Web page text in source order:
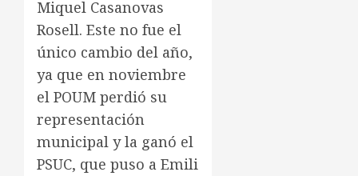
Miquel Casanovas
Rosell. Este no fue el
único cambio del año,
ya que en noviembre
el POUM perdió su
representación
municipal y la ganó el
PSUC, que puso a Emili